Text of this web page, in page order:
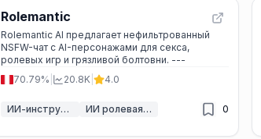
Rolemantic
Rolemantic AI предлагает нефильтрованный
NSFW-чат с AI-персонажами для секса,
ролевых игр и грязливой болтовни. ---
70.79%
20.8K 4.0
ИИ-инструменты для диалогов для взрослых ИИ ролевая игра 0